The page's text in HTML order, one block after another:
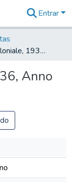
Entrar
Il Pasquino Coloniale, 1936, Anno XXX, n. 1378
Anno